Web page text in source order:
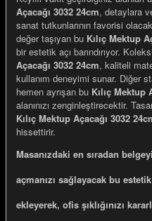
Açacağı 3032 24cm, detaylara
sanat tutkunlarının favorisi
değer taşıyan bu Kılıç Mektup
bir estetik açı barındırıyor.
Açacağı 3032 24cm, kaliteli
kullanım deneyimi sunar. Diğer
hemen ayrışan bu Kılıç Mektup
alanınızı zenginleştirecektir.
Kılıç Mektup Açacağı 3032
hissettirir.
Masanızdaki en sıradan
açmanızı sağlayacak bu
ekleyerek, ofis şıklığınızı